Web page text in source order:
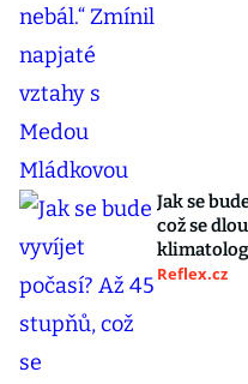
Jak se
což se
klimatolog
Reflex.cz